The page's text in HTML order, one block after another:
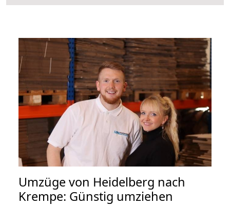
Umzüge von Heidelberg nach
Krempe: Günstig umziehen